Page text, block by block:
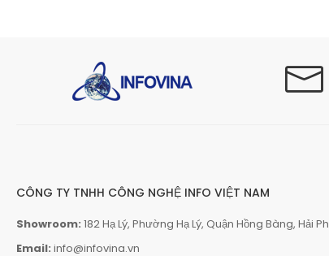
CÔNG TY TNHH CÔNG NGHỆ INFO VIỆT NAM
Showroom: 182 Hạ Lý, Phường Hạ Lý, Quận Hồng Bàng, Hải
Email: info@infovina.vn